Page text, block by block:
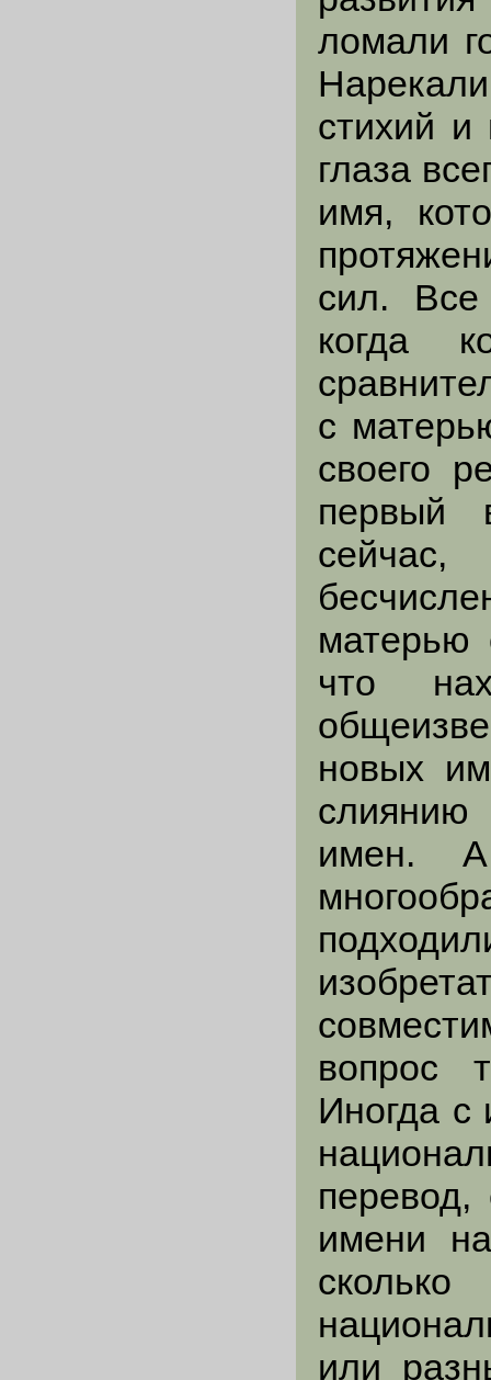
ломали
стихий и
глаза
имя,
сил. Все
когда
с
своего
первый
матерью
что
новых
имен.
вопрос
Иногда
имени
или